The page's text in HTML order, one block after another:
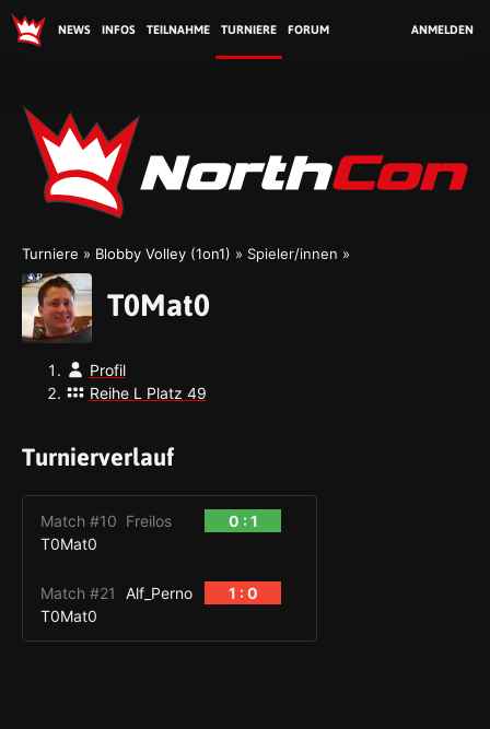
NEWS INFOS TEILNAHME TURNIERE FORUM ANMELDEN
Turniere Blobby Volley (1on1) Spieler/innen
T0Mat0
Profil
Reihe L Platz 49
Turnierverlauf
Match #10 Freilos
0 : 1
T0Mat0
Match #21 Alf_Perno
1 : 0
T0Mat0